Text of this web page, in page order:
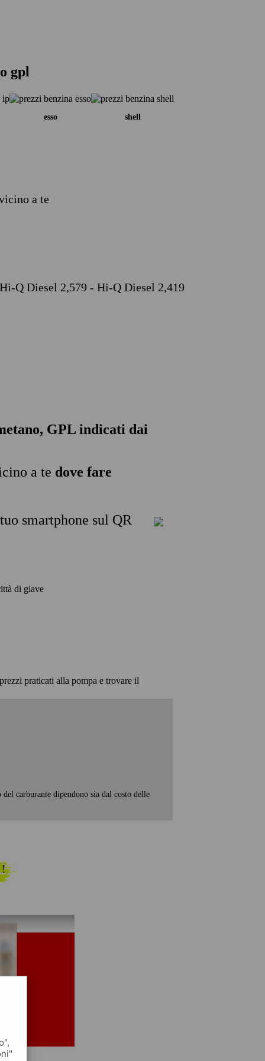
gpl
esso shell
a te
Q Diesel 2,579 - Hi-Q Diesel 2,419
GPL indicati dai
a te dove fare
smartphone sul QR
di giave
praticati alla pompa e trovare il
carburante dipendono sia dal costo delle
!